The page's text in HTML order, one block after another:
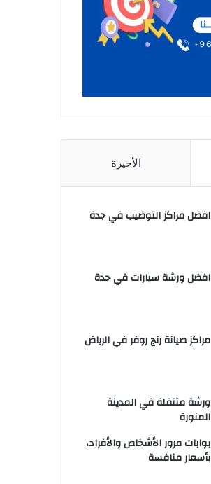
الأخيرة
افضل مراكز التوضيب في جدة
افضل ورشة سيارات في جدة
مراكز صيانة رنج روفر في الرياض
ورشة متنقلة في المدينة
المنورة
بوابات مرور الأشخاص والأفراد،
بأسعار منافسة